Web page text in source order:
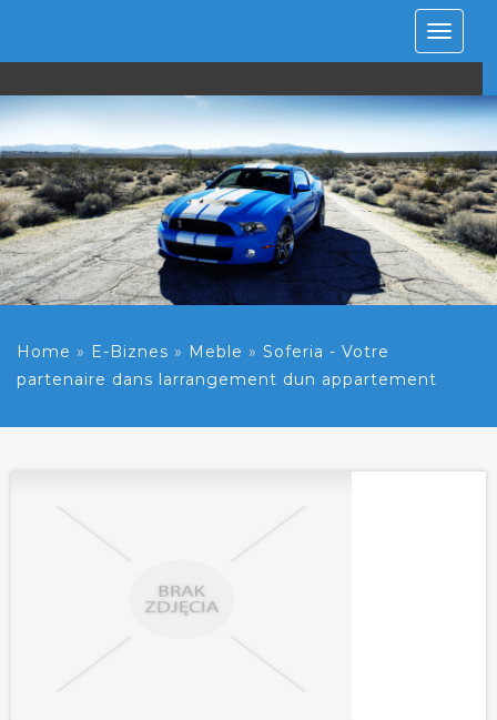
Rozwiń
Home » E-Biznes » Meble » Soferia - Votre
partenaire dans larrangement dun appartement